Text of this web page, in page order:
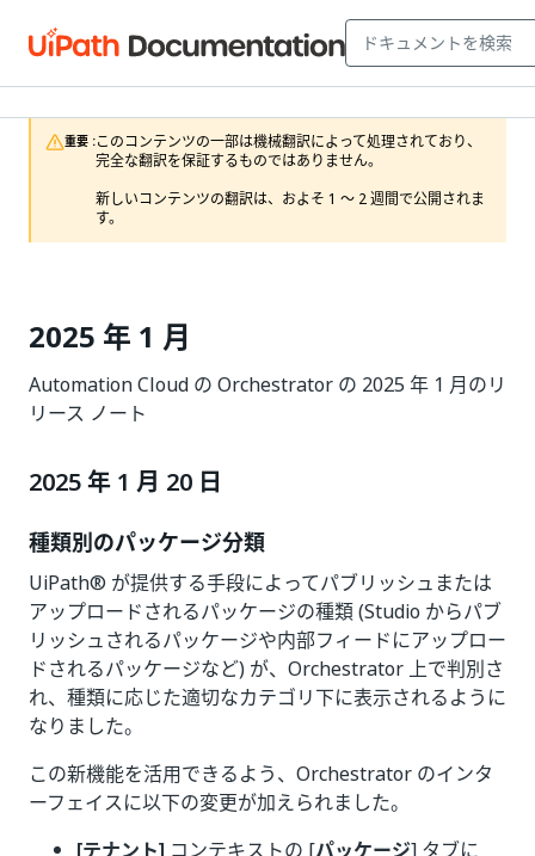
重要 :このコンテンツの一部は機械翻訳によって処理されており、
完全な翻訳を保証するものではありません。
新しいコンテンツの翻訳は、およそ 1 ～ 2 週間で公開されま
す。
2025 年 1 月
Automation Cloud の Orchestrator の 2025 年 1 月のリ
リース ノート
2025 年 1 月 20 日
種類別のパッケージ分類
UiPath® が提供する手段によってパブリッシュまたは
アップロードされるパッケージの種類 (Studio からパブ
リッシュされるパッケージや内部フィードにアップロー
ドされるパッケージなど) が、Orchestrator 上で判別さ
れ、種類に応じた適切なカテゴリ下に表示されるように
なりました。
この新機能を活用できるよう、Orchestrator のインタ
ーフェイスに以下の変更が加えられました。
[テナント] コンテキストの [パッケージ] タブに